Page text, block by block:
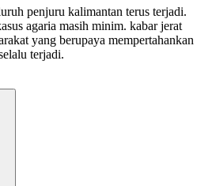
penjuru kalimantan terus terjadi.
agaria masih minim. kabar jerat
yang berupaya mempertahankan
terjadi.